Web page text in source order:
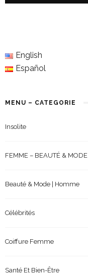
English
Español
MENU – CATEGORIE
Insolite
FEMME – BEAUTÉ & MODE
Beauté & Mode | Homme
Célébrités
Coiffure Femme
Santé Et Bien-Être